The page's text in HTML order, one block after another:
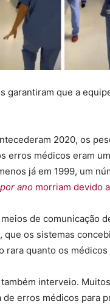
garantiram que a
2020, os
erros médicos eram
já em 1999, um
por ano morriam devido
de comunicação
os sistemas
rara quanto os
interveio.
erros médicos para